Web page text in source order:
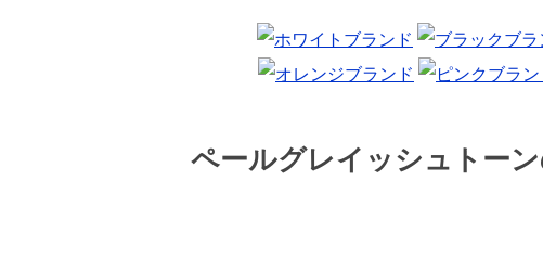
ペールグレイッシュトー